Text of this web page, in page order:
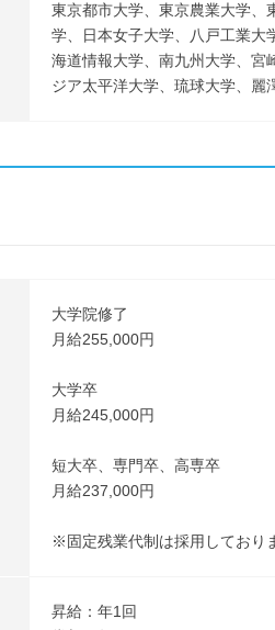
東京都市大学、東京農業大学、
学、日本女子大学、八戸工業大
海道情報大学、南九州大学、宮
ジア太平洋大学、琉球大学、麗
大学院修了
月給255,000円
大学卒
月給245,000円
短大卒、専門卒、高専卒
月給237,000円
※固定残業代制は採用しており
昇給：年1回